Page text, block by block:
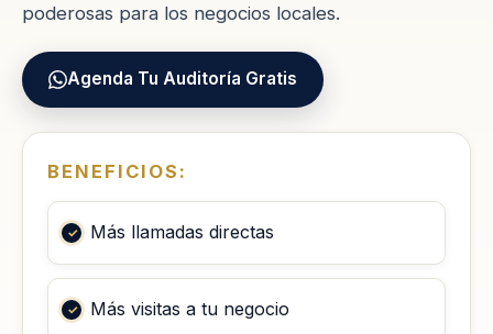
poderosas para los negocios locales.
Agenda Tu Auditoría Gratis
BENEFICIOS:
Más llamadas directas
Más visitas a tu negocio